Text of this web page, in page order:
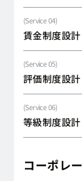
(Service04)
賃金制度設計
賃金制度設計
(Service05)
評価制度設
評価制度設
(Service06)
等級制度設計
等級制度設計
コーポレ